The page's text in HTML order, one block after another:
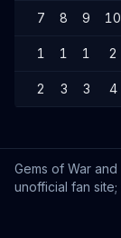
7 8 9 10
1 1 1 2
2 3 3 4
Gems of War
unofficial fan